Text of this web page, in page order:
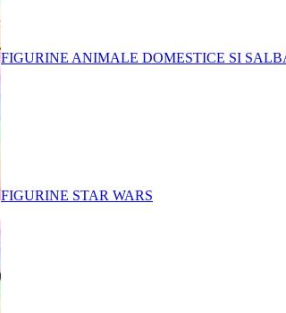
FIGURINE ANIMALE DOMESTICE SI
FIGURINE STAR WARS